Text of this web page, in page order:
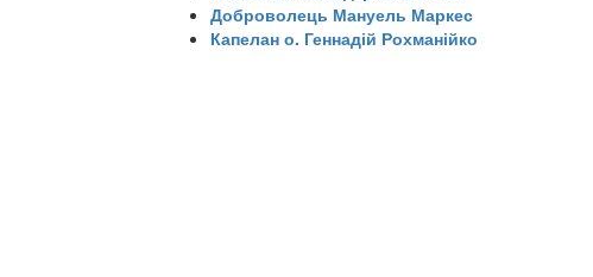
Доброволець Мануель Маркес
Капелан о. Геннадій Рохманійко